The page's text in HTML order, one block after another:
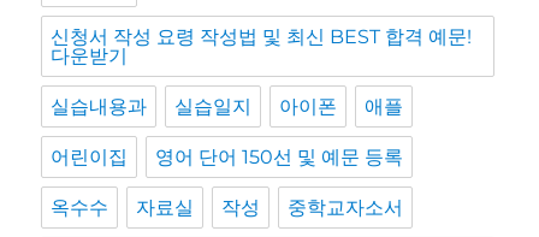
신청서 작성 요령 작성법 및 최신 BEST 합격 예문!
다운받기
실습내용과 실습일지 아이폰 애플
어린이집 영어 단어 150선 및 예문 등록
옥수수 자료실 작성 중학교자소서